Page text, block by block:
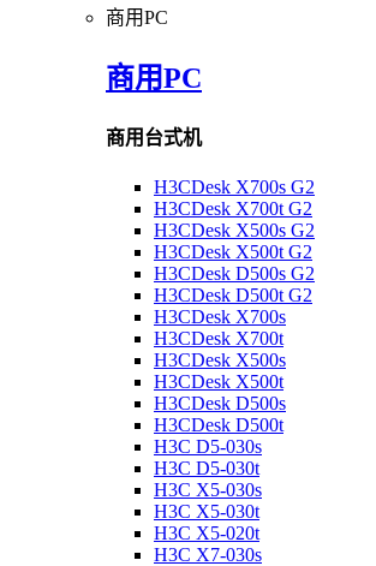
商用PC
商用PC
商用台式机
H3CDesk X700s G2
H3CDesk X700t G2
H3CDesk X500s G2
H3CDesk X500t G2
H3CDesk D500s G2
H3CDesk D500t G2
H3CDesk X700s
H3CDesk X700t
H3CDesk X500s
H3CDesk X500t
H3CDesk D500s
H3CDesk D500t
H3C D5-030s
H3C D5-030t
H3C X5-030s
H3C X5-030t
H3C X5-020t
H3C X7-030s